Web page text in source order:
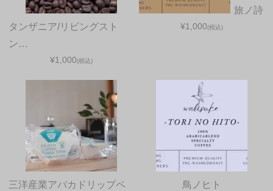
タンザニア/リビングスト
ン…
¥1,000(税込)
旅ノ詩
¥1,000(税込)
三洋産業アバカドリップペ
鳥ノヒト